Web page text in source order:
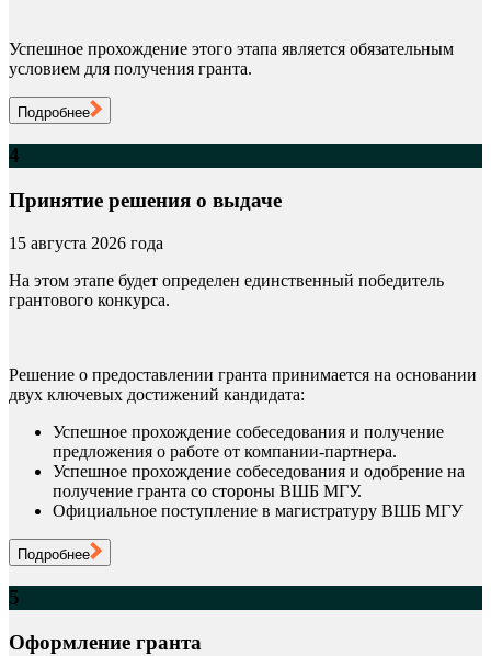
Успешное прохождение этого этапа является обязательным
условием для получения гранта.
Подробнее
4
Принятие решения о выдаче
15 августа 2026 года
На этом этапе будет определен единственный победитель
грантового конкурса.
Решение о предоставлении гранта принимается на основании
двух ключевых достижений кандидата:
Успешное прохождение собеседования и получение
предложения о работе от компании-партнера.
Успешное прохождение собеседования и одобрение на
получение гранта со стороны ВШБ МГУ.
Официальное поступление в магистратуру ВШБ МГУ
Подробнее
5
Оформление гранта